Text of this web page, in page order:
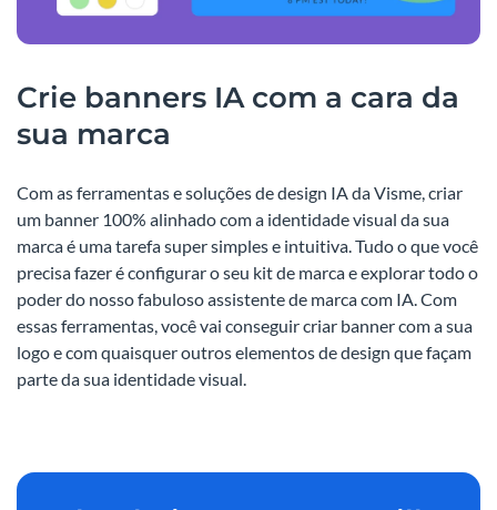
Crie banners IA com a cara da
sua marca
Com as ferramentas e soluções de design IA da Visme, criar
um banner 100% alinhado com a identidade visual da sua
marca é uma tarefa super simples e intuitiva. Tudo o que você
precisa fazer é configurar o seu kit de marca e explorar todo o
poder do nosso fabuloso assistente de marca com IA. Com
essas ferramentas, você vai conseguir criar banner com a sua
logo e com quaisquer outros elementos de design que façam
parte da sua identidade visual.